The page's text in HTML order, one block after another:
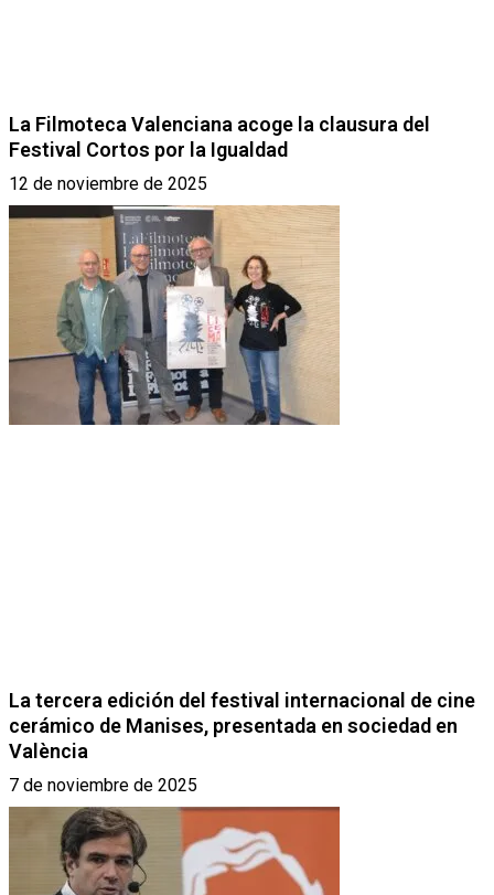
La Filmoteca Valenciana acoge la clausura del
Festival Cortos por la Igualdad
12 de noviembre de 2025
La tercera edición del festival internacional de cine
cerámico de Manises, presentada en sociedad en
València
7 de noviembre de 2025